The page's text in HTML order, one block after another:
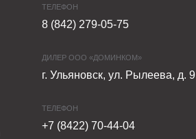
ТЕЛЕФОН
8 (842) 279-05-75
ДИЛЕР ООО «ДОМИНКОМ»
г. Ульяновск, ул. Рылеева, д. 9
ТЕЛЕФОН
+7 (8422) 70-44-04